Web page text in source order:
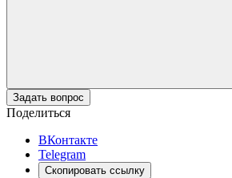
Задать вопрос
Поделиться
ВКонтакте
Telegram
Скопировать ссылку